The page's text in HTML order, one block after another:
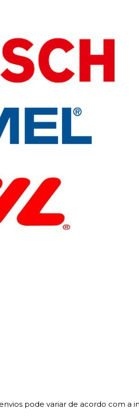
pode variar de acordo com a